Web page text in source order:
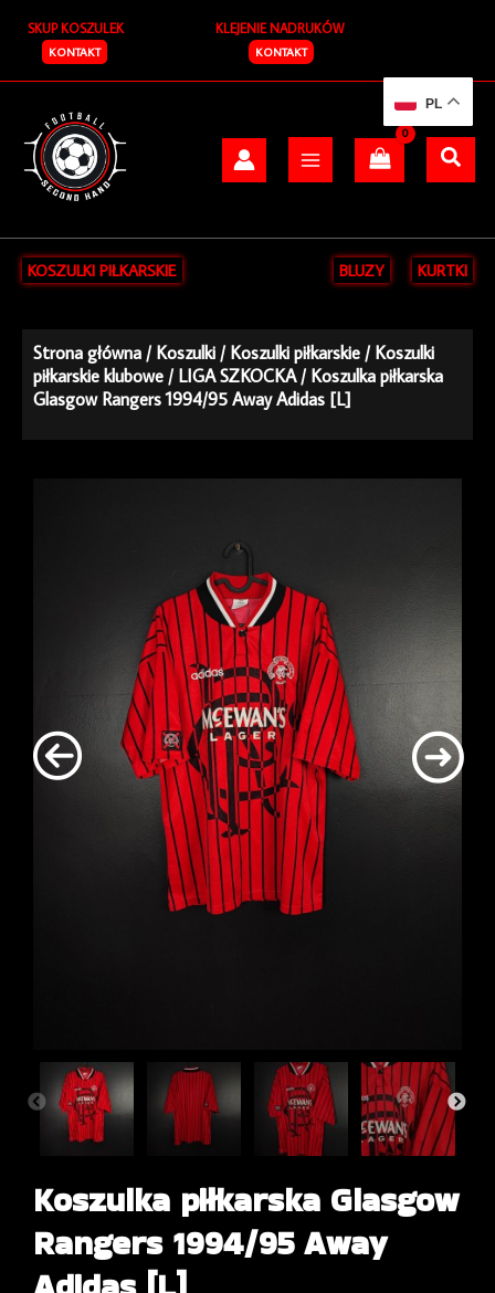
treści
SKUP KOSZULEK
KONTAKT
KLEJENIE NADRUKÓW
KONTAKT
KOSZULKI PIŁKARSKIE BLUZY KURTKI
Strona główna /Koszulki /Koszulki piłkarskie /Koszulki
piłkarskie klubowe /LIGA SZKOCKA/ Koszulka piłkarska
Glasgow Rangers 1994/95 Away Adidas [L]
Koszulka piłkarska Glasgow
Rangers 1994/95 Away
PL